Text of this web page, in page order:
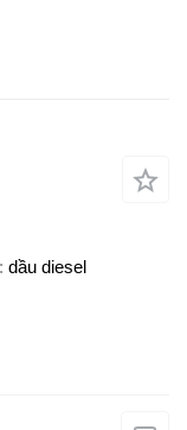
dầu diesel